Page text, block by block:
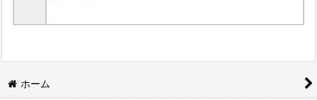
ホーム